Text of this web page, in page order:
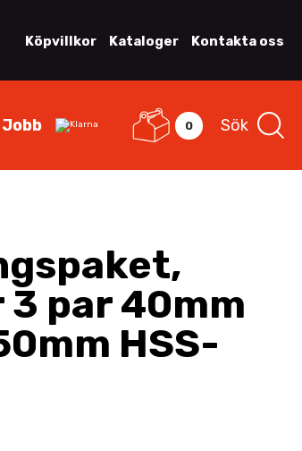
Köpvillkor Kataloger Kontakta oss
Jobb 0 Sök
par 40mm
HSS-